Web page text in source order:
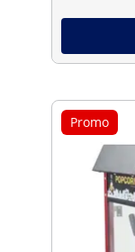
Promo